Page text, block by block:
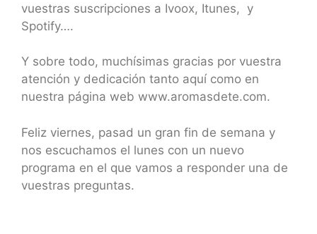
vuestras suscripciones a Ivoox, Itunes, y
Spotify….
Y sobre todo, muchísimas gracias por vuestra
atención y dedicación tanto aquí como en
nuestra página web www.aromasdete.com.
Feliz viernes, pasad un gran fin de semana y
nos escuchamos el lunes con un nuevo
programa en el que vamos a responder una de
vuestras preguntas.